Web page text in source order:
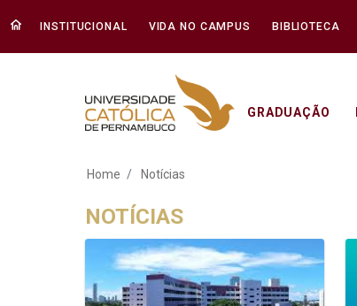
INSTITUCIONAL VIDA NO CAMPUS BIBLIOTECA
GRADUAÇÃO
Notícias - Unicap
Home Notícias
NOTÍCIAS